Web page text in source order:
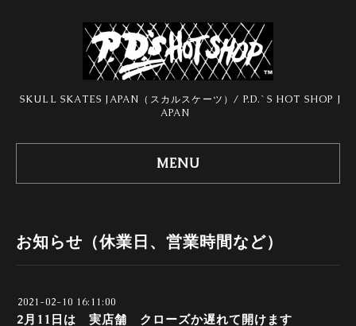
SKULL SKATES JAPAN（スカルスケーツ）/ P.D.`S HOT SHOP J
APAN
MENU
お知らせ（休業日、営業時間など）
2021-02-10 16:11:00
2月11日は 実店舗 クローズか遅れて開けます